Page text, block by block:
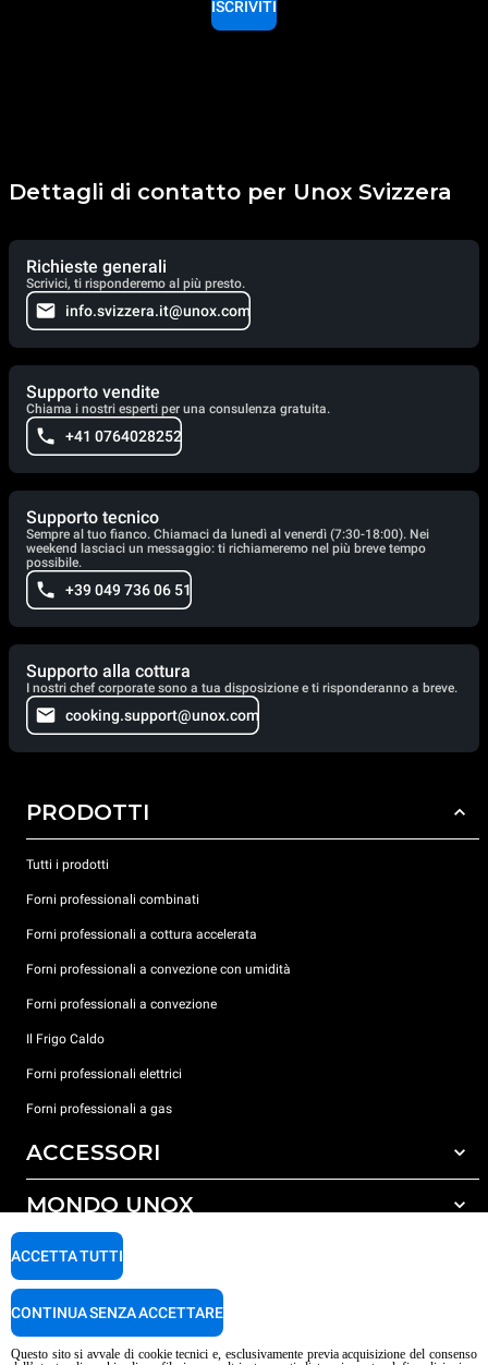
ISCRIVITI
Dettagli di contatto per Unox Svizzera
Richieste generali
Scrivici, ti risponderemo al più presto.
info.svizzera.it@unox.com
Supporto vendite
Chiama i nostri esperti per una consulenza gratuita.
+41 0764028252
Supporto tecnico
Sempre al tuo fianco. Chiamaci da lunedì al venerdì (7:30-18:00). Nei
weekend lasciaci un messaggio: ti richiameremo nel più breve tempo
possibile.
+39 049 736 06 51
Supporto alla cottura
I nostri chef corporate sono a tua disposizione e ti risponderanno a breve.
cooking.support@unox.com
PRODOTTI
Tutti i prodotti
Forni professionali combinati
Forni professionali a cottura accelerata
Forni professionali a convezione con umidità
Forni professionali a convezione
Il Frigo Caldo
Forni professionali elettrici
Forni professionali a gas
ACCESSORI
Tutti gli accessori
Detergenti per lavaggio automatico
Detergenti per lavaggio manuale
Trattamento acqua con filtro a resine
MONDO UNOX
Le nostre sedi nel mondo
SUPPORTO
Garanzia Unox
Questo sito si avvale di cookie tecnici e, esclusivamente previa acquisizione del consenso
ACCETTA TUTTI
CONTINUA SENZA ACCETTARE